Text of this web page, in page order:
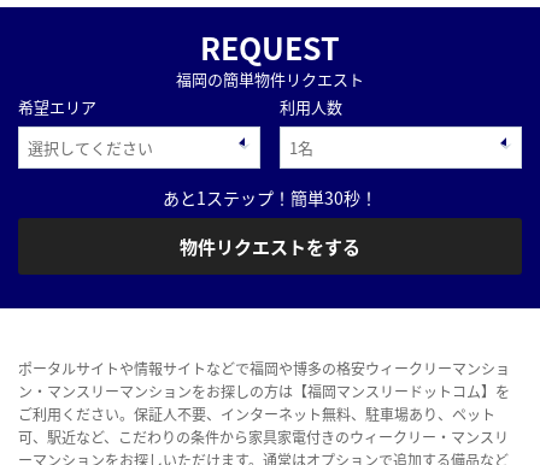
REQUEST
福岡の簡単物件リクエスト
希望エリア
利用人数
あと1ステップ！簡単30秒！
物件リクエストをする
ポータルサイトや情報サイトなどで福岡や博多の格安ウィークリーマンショ
ン・マンスリーマンションをお探しの方は【福岡マンスリードットコム】を
ご利用ください。保証人不要、インターネット無料、駐車場あり、ペット
可、駅近など、こだわりの条件から家具家電付きのウィークリー・マンスリ
ーマンションをお探しいただけます。通常はオプションで追加する備品など